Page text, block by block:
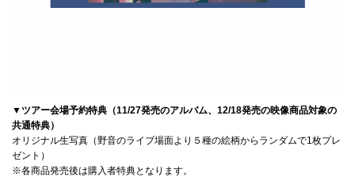
▼ツアー会場予約特典（11/27発売のアルバム、12/18発売の映像商品対象の
共通特典）
オリジナル生写真（野音のライブ場面より５種の絵柄からランダムで1枚プレ
ゼント）
※各商品発売後は購入者特典となります。